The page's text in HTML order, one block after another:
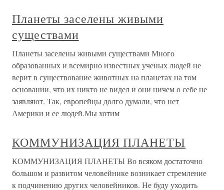
Планеты заселены живыми
существами
Планеты заселены живыми существами Много
образованных и всемирно известных ученых людей не
верит в существование животных на планетах на том
основании, что их никто не видел и они ничем о себе не
заявляют. Так, европейцы долго думали, что нет
Америки и ее людей.Мы хотим
КОММУНИЗАЦИЯ ПЛАНЕТЫ
КОММУНИЗАЦИЯ ПЛАНЕТЫ Во всяком достаточно
большом и развитом человейнике возникает стремление
к подчинению других человейников. Не буду уходить